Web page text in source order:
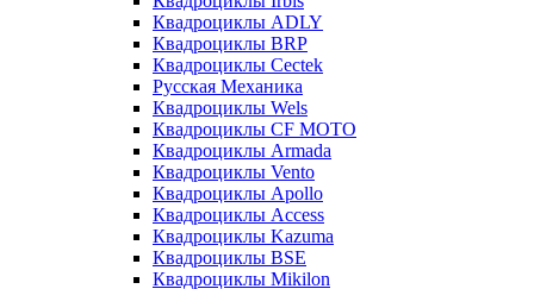
Квадроциклы ADLY
Квадроциклы BRP
Квадроциклы Cectek
Русская Механика
Квадроциклы Wels
Квадроциклы CF MOTO
Квадроциклы Armada
Квадроциклы Vento
Квадроциклы Apollo
Квадроциклы Access
Квадроциклы Kazuma
Квадроциклы BSE
Квадроциклы Mikilon